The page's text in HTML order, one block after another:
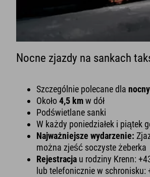
Nocne zjazdy na sankach
Szczególnie polecane dla
Około4,5 kmw dół
Podświetlane sanki
W każdy poniedziałek i piątek
Najważniejsze wydarzenie:
można zjeść soczyste żeberka
Rejestracja u rodziny Krenn:
lub telefonicznie w